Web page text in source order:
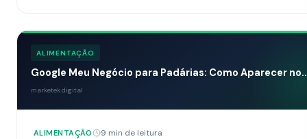
ALIMENTAÇÃO
Google Meu Negócio para Padárias: Como Aparecer
marketek.digital
ALIMENTAÇÃO 9 min de leitura